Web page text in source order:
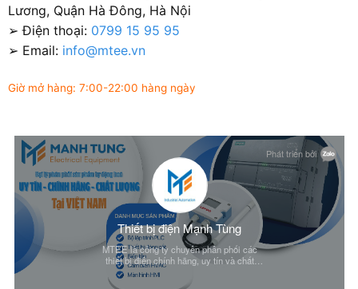
Lương, Quận Hà Đông, Hà Nội
➢ Điện thoại: 0799 15 95 95
➢ Email: info@mtee.vn
Giờ mở hàng: 7:00-22:00 hàng ngày